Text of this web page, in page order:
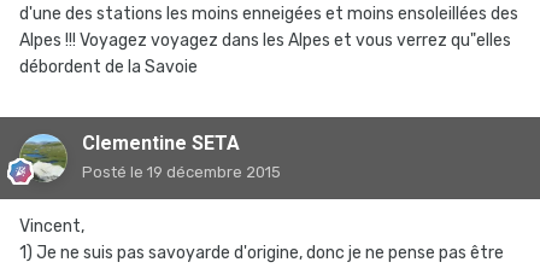
d'une des stations les moins enneigées et moins ensoleillées des
Alpes !!! Voyagez voyagez dans les Alpes et vous verrez qu"elles
débordent de la Savoie
Clementine SETA
Posté le 19 décembre 2015
Vincent,
1) Je ne suis pas savoyarde d'origine, donc je ne pense pas être